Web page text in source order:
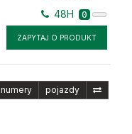
48H 0
ZAPYTAJ O PRODUKT
numery pojazdy